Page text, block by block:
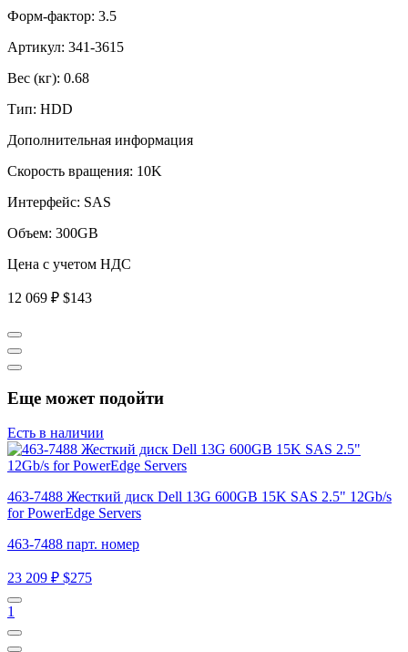
Форм-фактор: 3.5
Артикул: 341-3615
Вес (кг): 0.68
Тип: HDD
Дополнительная информация
Скорость вращения: 10K
Интерфейс: SAS
Объем: 300GB
Цена с учетом НДС
12 069 ₽ $143
Еще может подойти
Есть в наличии
463-7488 Жесткий диск Dell 13G 600GB 15K SAS 2.5" 12Gb/s
for PowerEdge Servers
463-7488 парт. номер
23 209 ₽ $275
1